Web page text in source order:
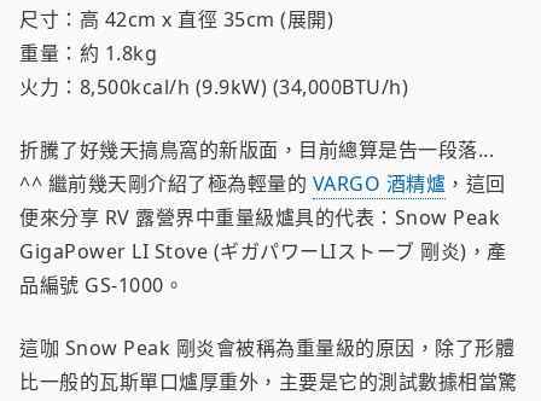
尺寸：高 42cm x 直徑 35cm (展開)
重量：約 1.8kg
火力：8,500kcal/h (9.9kW) (34,000BTU/h)
折騰了好幾天搞鳥窩的新版面，目前總算是告一段落...
^^ 繼前幾天剛介紹了極為輕量的 VARGO 酒精爐 ，這回
便來分享 RV 露營界中重量級爐具的代表：Snow Peak
GigaPower LI Stove (ギガパワーLIストーブ 剛炎)，產
品編號 GS-1000。
這咖 Snow Peak 剛炎會被稱為重量級的原因，除了形體
比一般的瓦斯單口爐厚重外，主要是它的測試數據相當驚